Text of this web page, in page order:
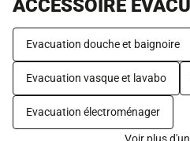
ACCESSOIRE
Evacuation douche et baignoire
Evacuation vasque et lavabo
Evacuation électroménager